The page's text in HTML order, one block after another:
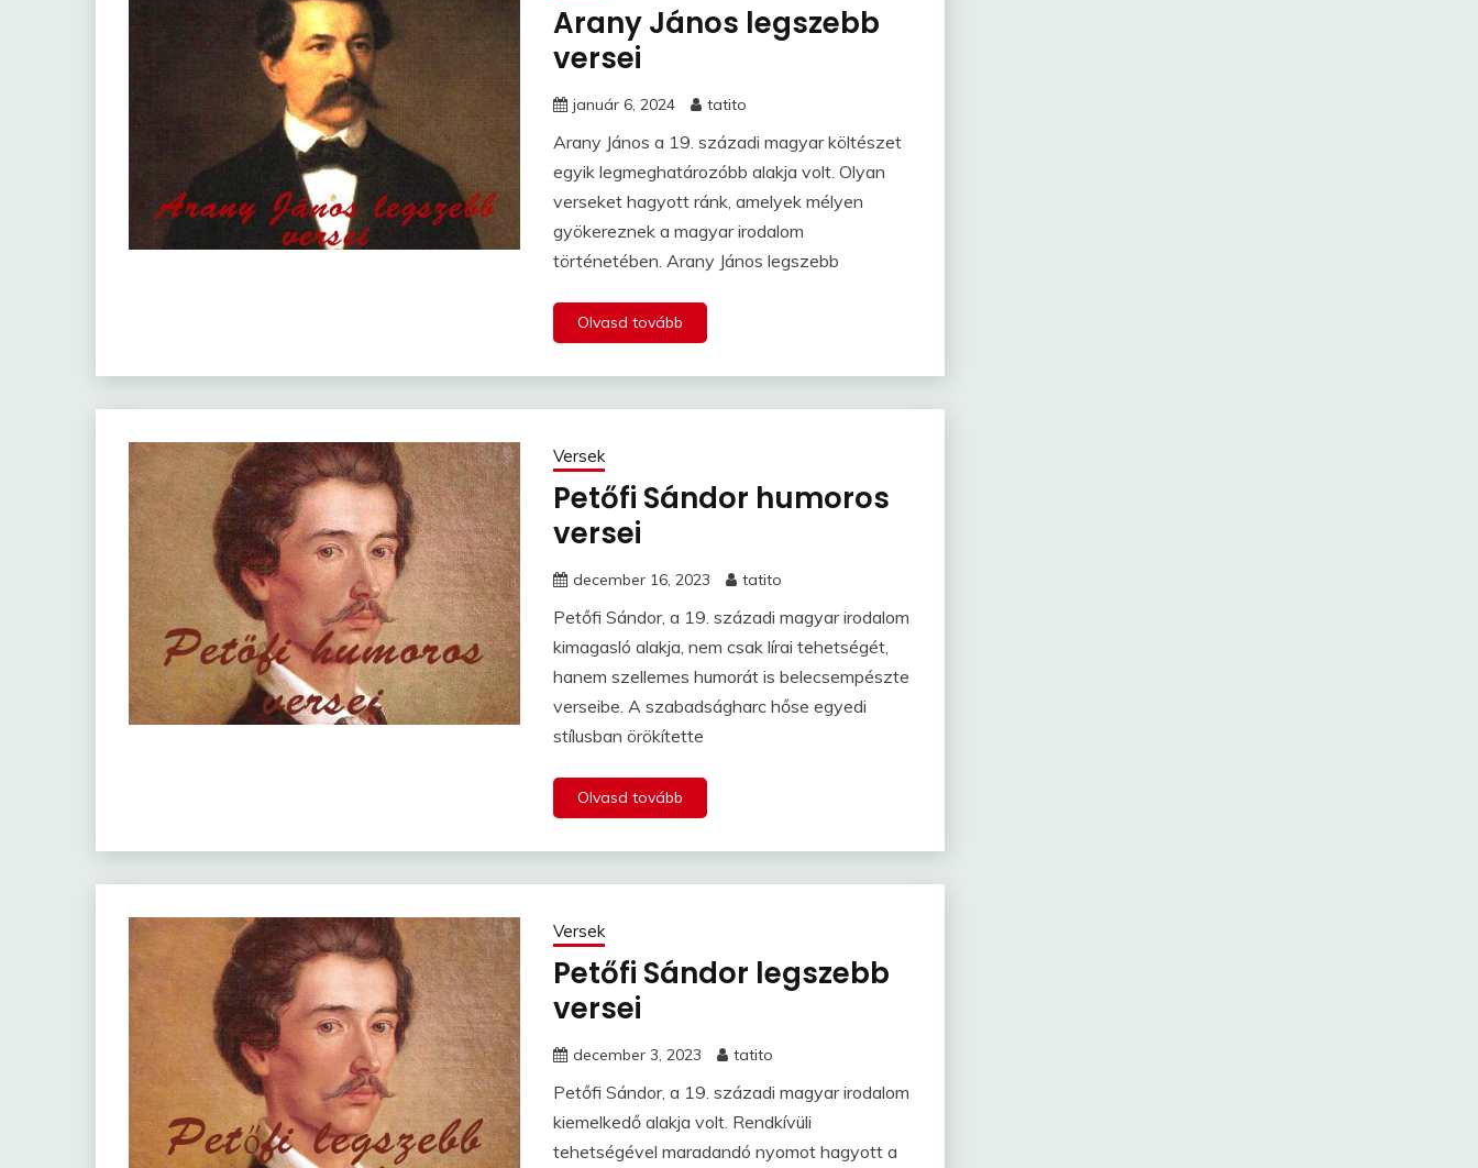
Arany János legszebb
versei
január 6, 2024 tatito
Arany János a 19. századi magyar költészet
egyik legmeghatározóbb alakja volt. Olyan
verseket hagyott ránk, amelyek mélyen
gyökereznek a magyar irodalom
történetében. Arany János legszebb
Olvasd tovább
Versek
Petőfi Sándor humoros
versei
december 16, 2023 tatito
Petőfi Sándor, a 19. századi magyar irodalom
kimagasló alakja, nem csak lírai tehetségét,
hanem szellemes humorát is belecsempészte
verseibe. A szabadságharc hőse egyedi
stílusban örökítette
Olvasd tovább
Versek
Petőfi Sándor legszebb
versei
december 3, 2023 tatito
Petőfi Sándor, a 19. századi magyar irodalom
kiemelkedő alakja volt. Rendkívüli
tehetségével maradandó nyomot hagyott a